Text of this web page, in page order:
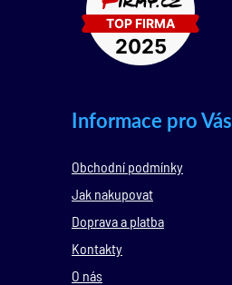
Informace pro Vás
Obchodní podmínky
Jak nakupovat
Doprava a platba
Kontakty
O nás